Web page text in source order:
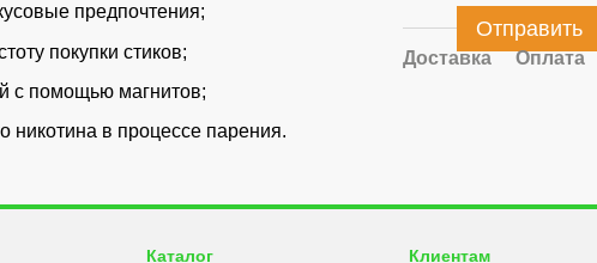
предпочтения;
покупки стиков;
с помощью магнитов;
никотина в процессе парения.
Отправить
Доставка Оплата
Каталог Клиентам